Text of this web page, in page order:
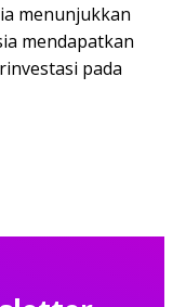
menunjukkan
mendapatkan
pada